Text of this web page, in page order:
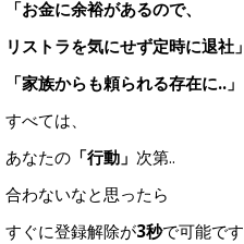
「お金に余裕があるので、
リストラを気にせず定時に退社」
「家族からも頼られる存在に..」
すべては、
あなたの 「行動」 次第..
合わないなと思ったら
すぐに登録解除が3秒で可能です